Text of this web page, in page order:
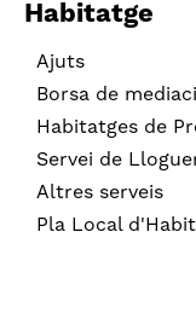
Habitatge
Ajuts
Borsa de
Habitatges de
Servei de
Altres serveis
Pla Local